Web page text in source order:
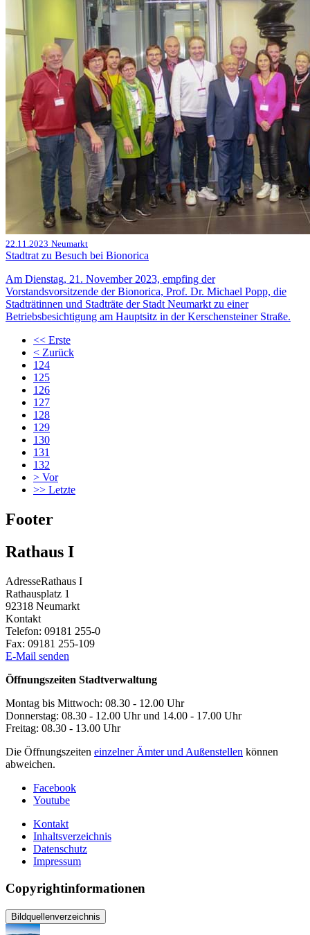
22.11.2023 Neumarkt
Stadtrat zu Besuch bei Bionorica
Am Dienstag, 21. November 2023, empfing der
Vorstandsvorsitzende der Bionorica, Prof. Dr. Michael Popp, die
Stadträtinnen und Stadträte der Stadt Neumarkt zu einer
Betriebsbesichtigung am Hauptsitz in der Kerschensteiner Straße.
<< Erste
< Zurück
124
125
126
127
128
129
130
131
132
> Vor
>> Letzte
Footer
Rathaus I
AdresseRathaus I
Rathausplatz 1
92318 Neumarkt
Kontakt
Telefon: 09181 255-0
Fax: 09181 255-109
E-Mail senden
Öffnungszeiten Stadtverwaltung
Montag bis Mittwoch: 08.30 - 12.00 Uhr
Donnerstag: 08.30 - 12.00 Uhr und 14.00 - 17.00 Uhr
Freitag: 08.30 - 13.00 Uhr
Die Öffnungszeiten einzelner Ämter und Außenstellen können
abweichen.
Facebook
Youtube
Kontakt
Inhaltsverzeichnis
Datenschutz
Impressum
Copyrightinformationen
Bildquellenverzeichnis